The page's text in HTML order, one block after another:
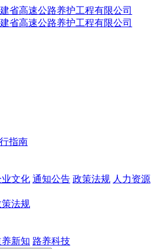
指南
业文化 通知公告 政策法规 人力资源
策法规
新知 路养科技